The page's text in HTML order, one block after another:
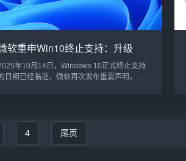
软重申Win10终止支持：升级
否则无法使用Microsoft
！
年10月14日，Windows 10正式终止支持
日期已经临近，微软再次发布重要声明，敦
升级至Windows 11，否则将无法继续使用
Microsoft 365服务。终止支持即将到来，微软
出最后通牒在最新发布的博客文章中，微软
4 尾页